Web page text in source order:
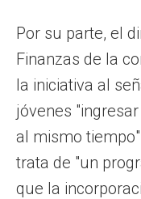
Por su parte, el
Finanzas de la
la iniciativa al
jóvenes
al mismo
trata de "un
que la